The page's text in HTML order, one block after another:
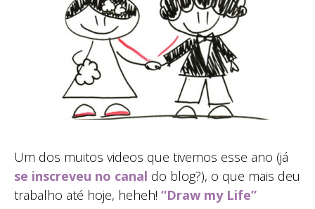
Um dos muitos videos que tivemos esse ano (já
se inscreveu no canal do blog?), o que mais deu
trabalho até hoje, heheh! “Draw my Life”